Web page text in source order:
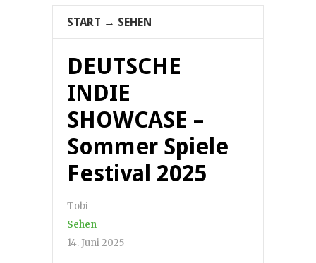
START → SEHEN
DEUTSCHE
INDIE
SHOWCASE –
Sommer Spiele
Festival 2025
Tobi
Sehen
14. Juni 2025